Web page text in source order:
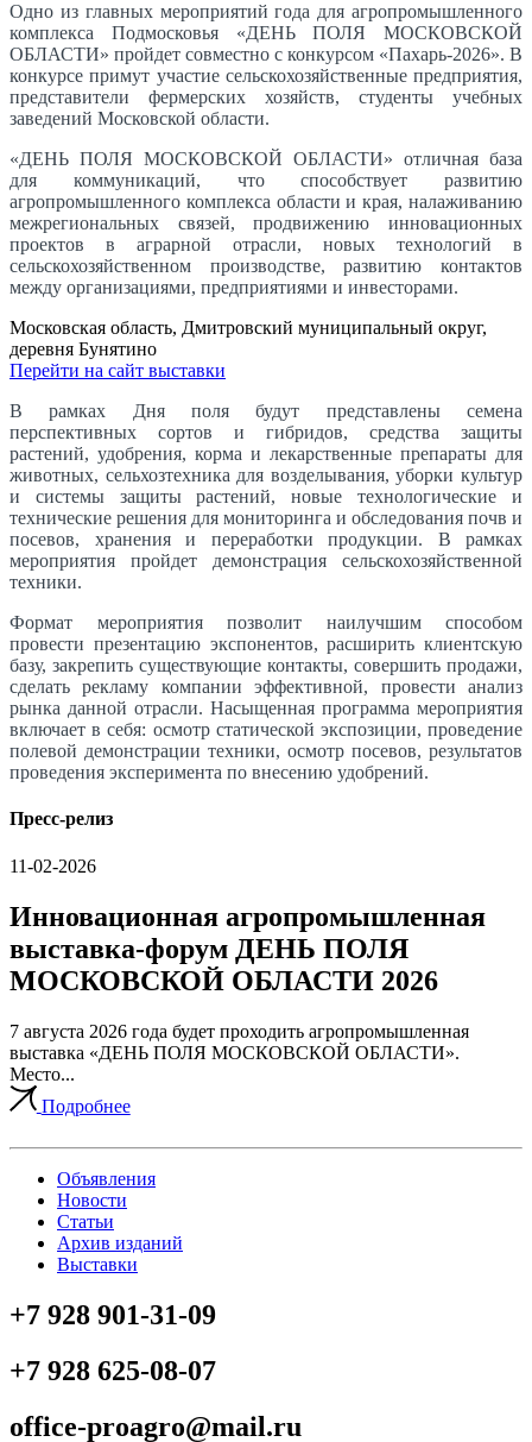
Одно из главных мероприятий года для агропромышленного
комплекса Подмосковья «ДЕНЬ ПОЛЯ МОСКОВСКОЙ
ОБЛАСТИ» пройдет совместно с конкурсом «Пахарь-2026». В
конкурсе примут участие сельскохозяйственные предприятия,
представители фермерских хозяйств, студенты учебных
заведений Московской области.
«ДЕНЬ ПОЛЯ МОСКОВСКОЙ ОБЛАСТИ» отличная база
для коммуникаций, что способствует развитию
агропромышленного комплекса области и края, налаживанию
межрегиональных связей, продвижению инновационных
проектов в аграрной отрасли, новых технологий в
сельскохозяйственном производстве, развитию контактов
между организациями, предприятиями и инвесторами.
Московская область, Дмитровский муниципальный округ,
деревня Бунятино
Перейти на сайт выставки
В рамках Дня поля будут представлены семена
перспективных сортов и гибридов, средства защиты
растений, удобрения, корма и лекарственные препараты для
животных, сельхозтехника для возделывания, уборки культур
и системы защиты растений, новые технологические и
технические решения для мониторинга и обследования почв и
посевов, хранения и переработки продукции. В рамках
мероприятия пройдет демонстрация сельскохозяйственной
техники.
Формат мероприятия позволит наилучшим способом
провести презентацию экспонентов, расширить клиентскую
базу, закрепить существующие контакты, совершить продажи,
сделать рекламу компании эффективной, провести анализ
рынка данной отрасли. Насыщенная программа мероприятия
включает в себя: осмотр статической экспозиции, проведение
полевой демонстрации техники, осмотр посевов, результатов
проведения эксперимента по внесению удобрений.
Пресс-релиз
11-02-2026
Инновационная агропромышленная
выставка-форум ДЕНЬ ПОЛЯ
МОСКОВСКОЙ ОБЛАСТИ 2026
7 августа 2026 года будет проходить агропромышленная
выставка «ДЕНЬ ПОЛЯ МОСКОВСКОЙ ОБЛАСТИ».
Место...
Подробнее
Объявления
Новости
Статьи
Архив изданий
Выставки
+7 928 901-31-09
+7 928 625-08-07
office-proagro@mail.ru